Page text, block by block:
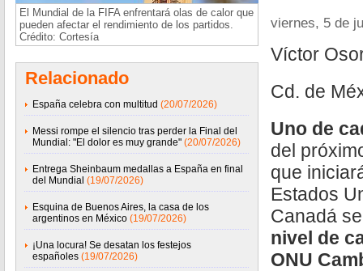
El Mundial de la FIFA enfrentará olas de calor que
pueden afectar el rendimiento de los partidos.
Crédito: Cortesía
Relacionado
España celebra con multitud (20/07/2026)
Messi rompe el silencio tras perder la Final del
Mundial: "El dolor es muy grande" (20/07/2026)
Entrega Sheinbaum medallas a España en final
del Mundial (19/07/2026)
Esquina de Buenos Aires, la casa de los
argentinos en México (19/07/2026)
¡Una locura! Se desatan los festejos
españoles (19/07/2026)
viernes, 5 de
Víctor
Cd. de
Uno de
del
que
Estados
Canadá
nivel de
ONU